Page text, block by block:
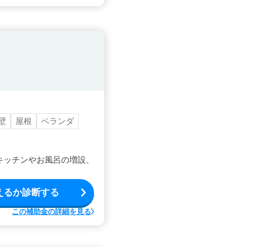
屋根
ベランダ
チンやお風呂の増設、
るか診断する
この補助金の詳細を見る